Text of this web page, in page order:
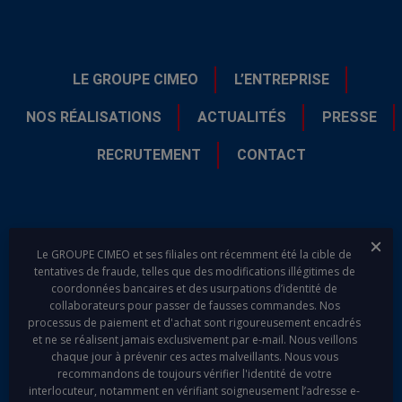
Le GROUPE CIMEO et ses filiales ont récemment été la cible de
tentatives de fraude, telles que des modifications illégitimes de
coordonnées bancaires et des usurpations d’identité de
collaborateurs pour passer de fausses commandes. Nos
processus de paiement et d'achat sont rigoureusement encadrés
et ne se réalisent jamais exclusivement par e-mail. Nous veillons
chaque jour à prévenir ces actes malveillants. Nous vous
recommandons de toujours vérifier l'identité de votre
interlocuteur, notamment en vérifiant soigneusement l’adresse e-
LE GROUPE CIMEO L’ENTREPRISE
NOS RÉALISATIONS ACTUALITÉS PRESSE
RECRUTEMENT CONTACT
linkedin youtube